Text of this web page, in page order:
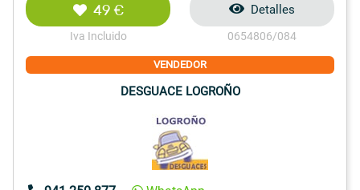
49 €
Iva Incluido
Detalles
0654806/084
VENDEDOR
DESGUACE LOGROÑO